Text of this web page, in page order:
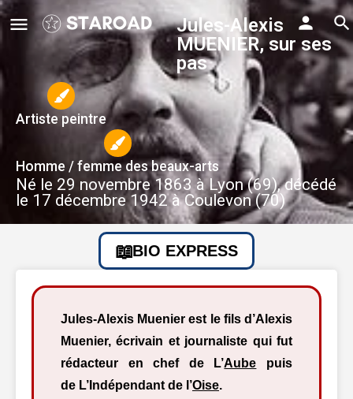
Jules-Alexis
MUENIER, sur ses
pas
Artiste peintre
Homme / femme des beaux-arts
Né le 29 novembre 1863 à Lyon (69), décédé
le 17 décembre 1942 à Coulevon (70)
BIO EXPRESS
Jules-Alexis Muenier est le fils d’Alexis
Muenier, écrivain et journaliste qui fut
rédacteur en chef de L’Aube puis
de L’Indépendant de l’Oise.